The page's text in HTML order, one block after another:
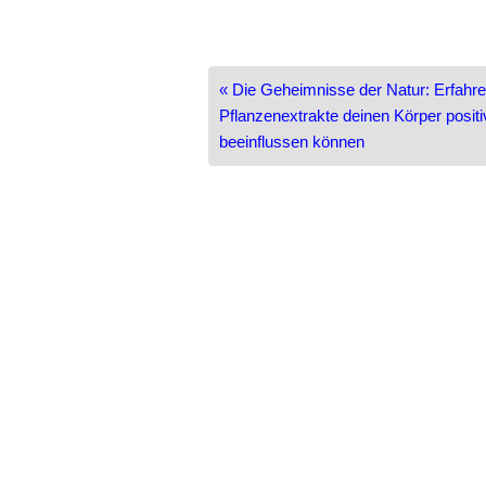
Beitragsnavigation
« Die Geheimnisse der Natur:
Pflanzenextrakte deinen Körper
beeinflussen können